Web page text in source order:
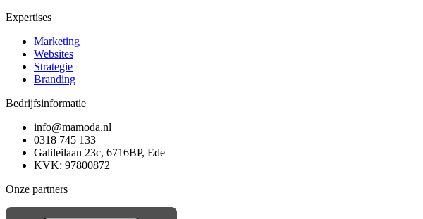
Expertises
Marketing
Websites
Strategie
Branding
Bedrijfsinformatie
info@mamoda.nl
0318 745 133
Galileilaan 23c, 6716BP, Ede
KVK: 97800872
Onze partners